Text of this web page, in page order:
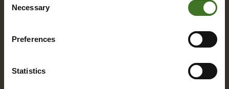
Selection
Necessary
Preferences
Statistics
Eko­kymp­pi
Eko­pis­teet / Rinki-eko­pis­teet